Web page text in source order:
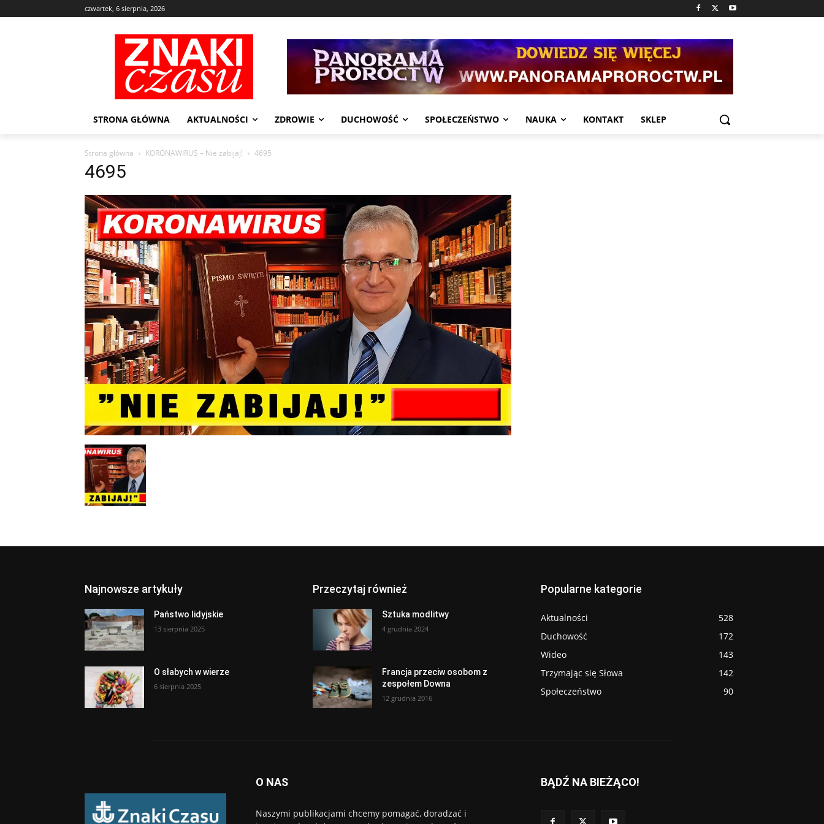
czwartek, 6 sierpnia, 2026
STRONA GŁÓWNA AKTUALNOŚCI ZDROWIE DUCHOWOŚĆ SPOŁECZEŃSTWO NAUKA KONTAKT SKLEP
Strona główna KORONAWIRUS – Nie zabijaj! 4695
4695
Najnowsze artykuły
Państwo lidyjskie
13 sierpnia 2025
O słabych w wierze
6 sierpnia 2025
Przeczytaj również
Sztuka modlitwy
4 grudnia 2024
Francja przeciw osobom z
zespołem Downa
12 grudnia 2016
Popularne kategorie
Aktualności
528
Duchowość
172
Wideo
143
Trzymając się Słowa
142
Społeczeństwo
90
O NAS
Naszymi publikacjami chcemy pomagać, doradzać i
BĄDŹ NA BIEŻĄCO!